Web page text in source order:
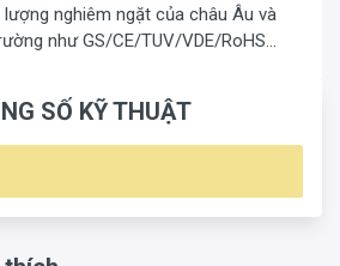
nghiêm ngặt của châu Âu và
như GS/CE/TUV/VDE/RoHS...
SỐ KỸ THUẬT